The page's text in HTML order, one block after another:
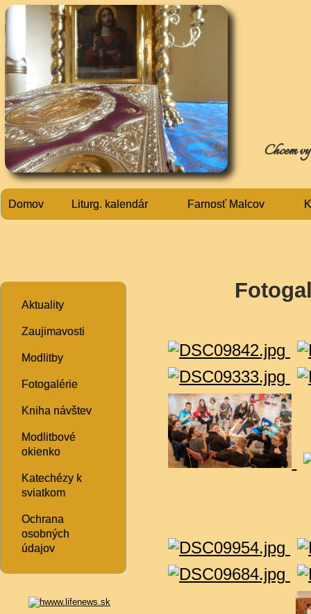
Chcem
Domov Liturg. kalendár Farnosť Malcov
Aktuality
Zaujimavosti
Modlitby
Fotogalérie
Kniha návštev
Modlitbové
okienko
Katechézy k
sviatkom
Ochrana
osobných
údajov